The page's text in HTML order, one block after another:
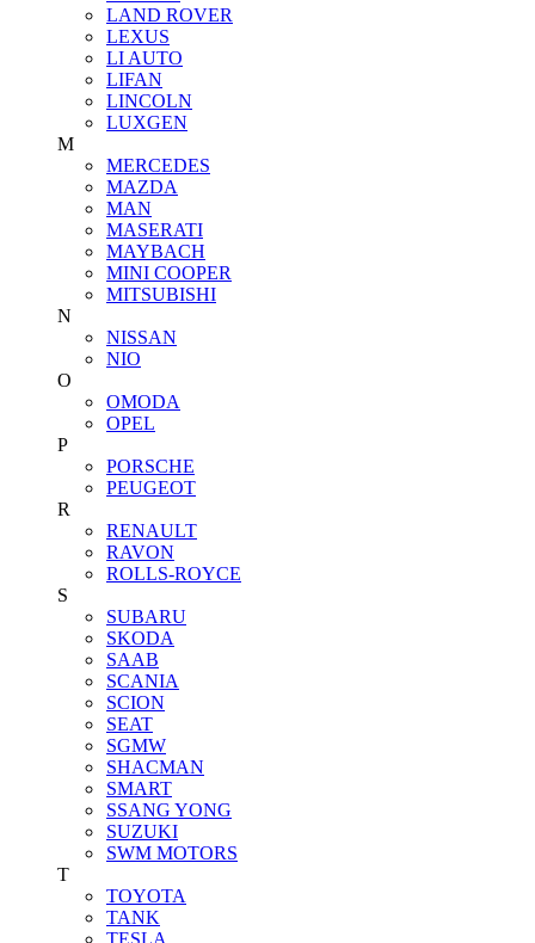
LAND ROVER
LEXUS
LI AUTO
LIFAN
LINCOLN
LUXGEN
M
MERCEDES
MAZDA
MAN
MASERATI
MAYBACH
MINI COOPER
MITSUBISHI
N
NISSAN
NIO
O
OMODA
OPEL
P
PORSCHE
PEUGEOT
R
RENAULT
RAVON
ROLLS-ROYCE
S
SUBARU
SKODA
SAAB
SCANIA
SCION
SEAT
SGMW
SHACMAN
SMART
SSANG YONG
SUZUKI
SWM MOTORS
T
TOYOTA
TANK
TESLA